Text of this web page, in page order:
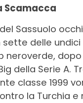
Scamacca
Sassuolo
delle undici
neroverde,
della Serie A.
classe 1999
la Turchia e